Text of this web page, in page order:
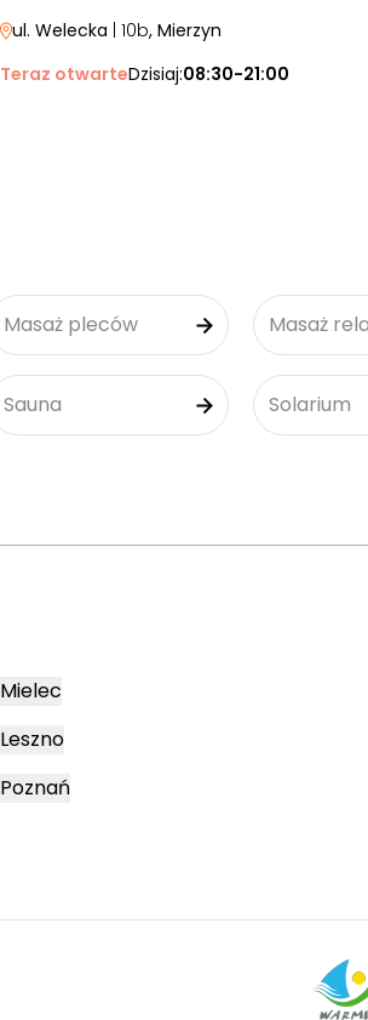
ul. Welecka | 10b, Mierzyn
Teraz otwarteDzisiaj:08:30-21:00
Masaż pleców Masaż
Sauna Solarium
Mielec
Leszno
Poznań